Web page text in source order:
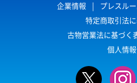
企業情報
プレスル
特定商取引法
古物営業法に基づく
個人情